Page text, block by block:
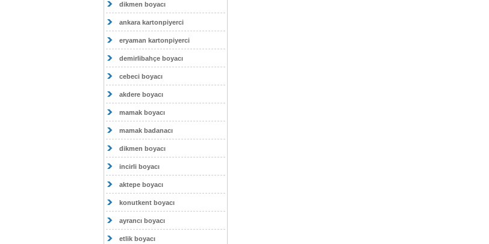
dikmen boyacı
ankara kartonpiyerci
eryaman kartonpiyerci
demirlibahçe boyacı
cebeci boyacı
akdere boyacı
mamak boyacı
mamak badanacı
dikmen boyacı
incirli boyacı
aktepe boyacı
konutkent boyacı
ayrancı boyacı
etlik boyacı